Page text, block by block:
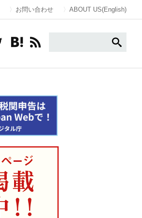
お問い合わせ ABOUT US(English)